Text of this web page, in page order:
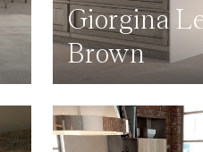
Giorgina
Brown